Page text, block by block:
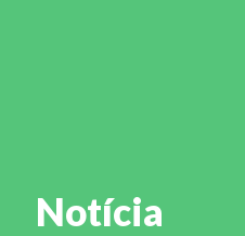
Notícia